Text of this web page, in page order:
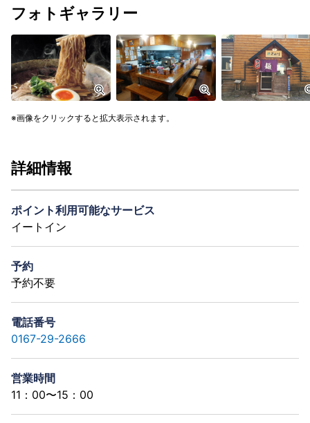
フォトギャラリー
画像をクリックすると拡大表示されます。
詳細情報
ポイント利用可能なサービス
イートイン
予約
予約不要
電話番号
0167-29-2666
営業時間
11：00〜15：00